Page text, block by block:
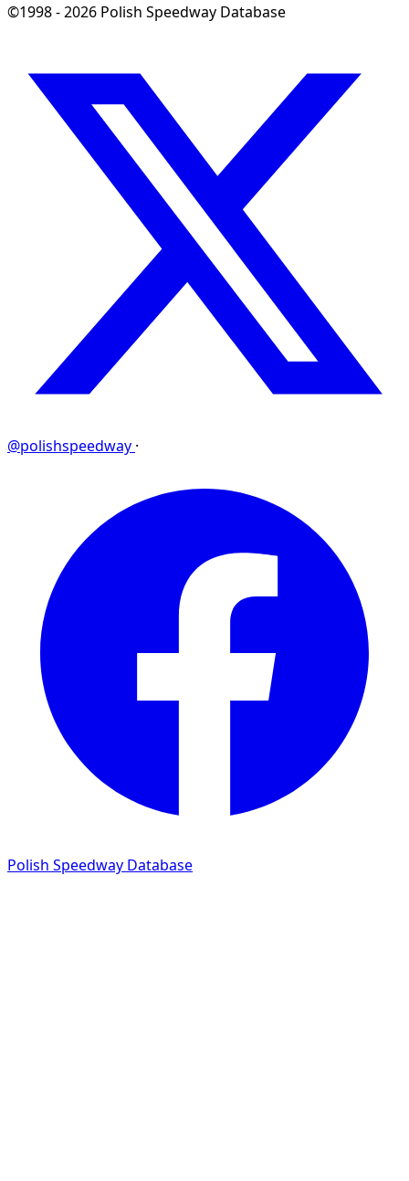
©1998 - 2026 Polish Speedway Database
@polishspeedway ·
Polish Speedway Database